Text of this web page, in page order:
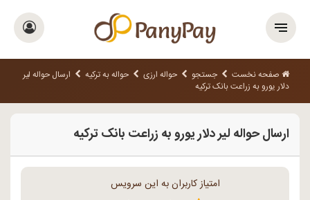
صفحه نخست جستجو حواله ارزی حواله به ترکیه
ارسال حواله لیر
دلار یورو به زراعت بانک ترکیه
ارسال حواله لیر دلار یورو به زراعت بانک ترکیه
امتیاز کاربران به این سرویس